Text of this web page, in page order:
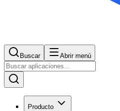
Buscar Abrir menú
Producto